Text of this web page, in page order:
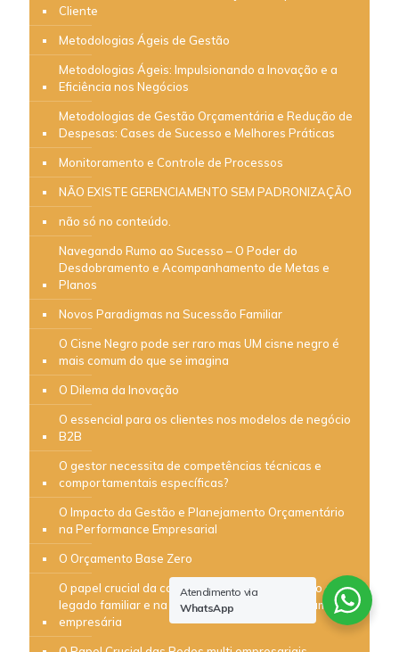
Cliente
Metodologias Ágeis de Gestão
Metodologias Ágeis: Impulsionando a Inovação e a
Eficiência nos Negócios
Metodologias de Gestão Orçamentária e Redução de
Despesas: Cases de Sucesso e Melhores Práticas
Monitoramento e Controle de Processos
NÃO EXISTE GERENCIAMENTO SEM PADRONIZAÇÃO
não só no conteúdo.
Navegando Rumo ao Sucesso – O Poder do
Desdobramento e Acompanhamento de Metas e
Planos
Novos Paradigmas na Sucessão Familiar
O Cisne Negro pode ser raro mas UM cisne negro é
mais comum do que se imagina
O Dilema da Inovação
O essencial para os clientes nos modelos de negócio
B2B
O gestor necessita de competências técnicas e
comportamentais específicas?
O Impacto da Gestão e Planejamento Orçamentário
na Performance Empresarial
O Orçamento Base Zero
O papel crucial da comunicação na preservação do
legado familiar e na sucessão do negócio da família
empresária
Atendimento via
WhatsApp